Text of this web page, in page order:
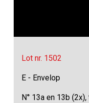
Lot nr. 1502
E - Envelop
N° 13a en 13b